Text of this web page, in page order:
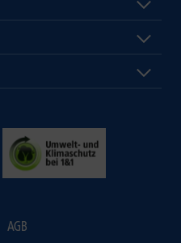
AGB